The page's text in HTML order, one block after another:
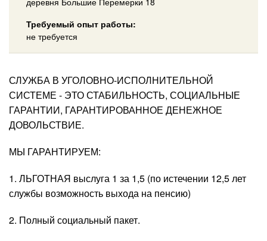
Требуемый опыт работы:
не требуется
СЛУЖБА В УГОЛОВНО-ИСПОЛНИТЕЛЬНОЙ
СИСТЕМЕ - ЭТО СТАБИЛЬНОСТЬ, СОЦИАЛЬНЫЕ
ГАРАНТИИ, ГАРАНТИРОВАННОЕ ДЕНЕЖНОЕ
ДОВОЛЬСТВИЕ.
МЫ ГАРАНТИРУЕМ:
1. ЛЬГОТНАЯ выслуга 1 за 1,5 (по истечении 12,5 лет
службы возможность выхода на пенсию)
2. Полный социальный пакет.